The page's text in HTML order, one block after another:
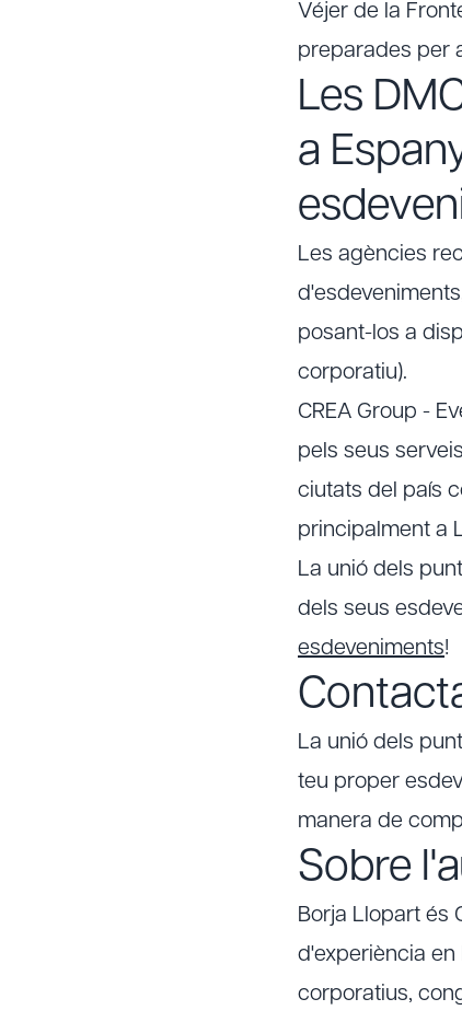
Véjer de la
preparades per
Les
a
Les agències
posant-los a
corporatiu).
CREA Group -
pels seus
ciutats del país
principalment a
La unió dels
dels seus
esdeveniments!
La unió dels
teu proper
manera de
Sobre
Borja Llopart és
d'experiència en
corporatius,